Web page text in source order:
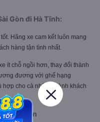
Gòn đi Hà Tĩnh:
Hãng xe cam kết luôn mang
hàng tận tình nhất.
ít chỗ ngồi hơn, thay đổi thành
đương với ghế hạng
hợp cho cả những hành khách